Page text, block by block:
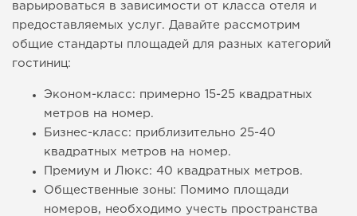
варьироваться в зависимости от класса отеля и
предоставляемых услуг. Давайте рассмотрим
общие стандарты площадей для разных категорий
гостиниц:
Эконом-класс: примерно 15-25 квадратных
метров на номер.
Бизнес-класс: приблизительно 25-40
квадратных метров на номер.
Премиум и Люкс: 40 квадратных метров.
Общественные зоны: Помимо площади
номеров, необходимо учесть пространства